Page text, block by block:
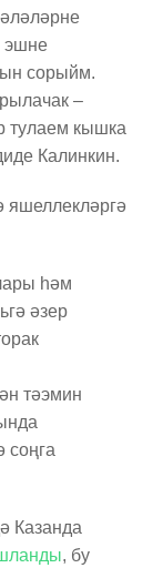
эшне
сорыйм.
–
тулаем кышка
Калинкин.
яшеллекләргә
һәм
әзер
тәэмин
соңга
Казанда
, бу